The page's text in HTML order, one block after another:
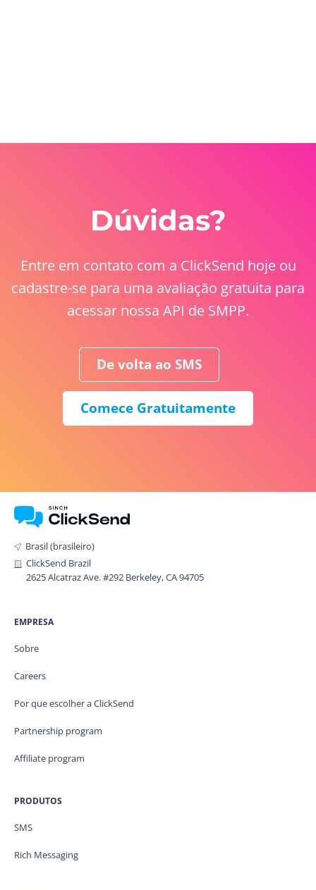
Dúvidas?
Entre em contato com a ClickSend hoje ou
cadastre-se para uma avaliação gratuita para
acessar nossa API de SMPP.
De volta ao SMS
Comece Gratuitamente
Brasil (brasileiro)
ClickSend Brazil
2625 Alcatraz Ave. #292 Berkeley, CA 94705
EMPRESA
Sobre
Careers
Por que escolher a ClickSend
Partnership program
Affiliate program
PRODUTOS
SMS
Rich Messaging